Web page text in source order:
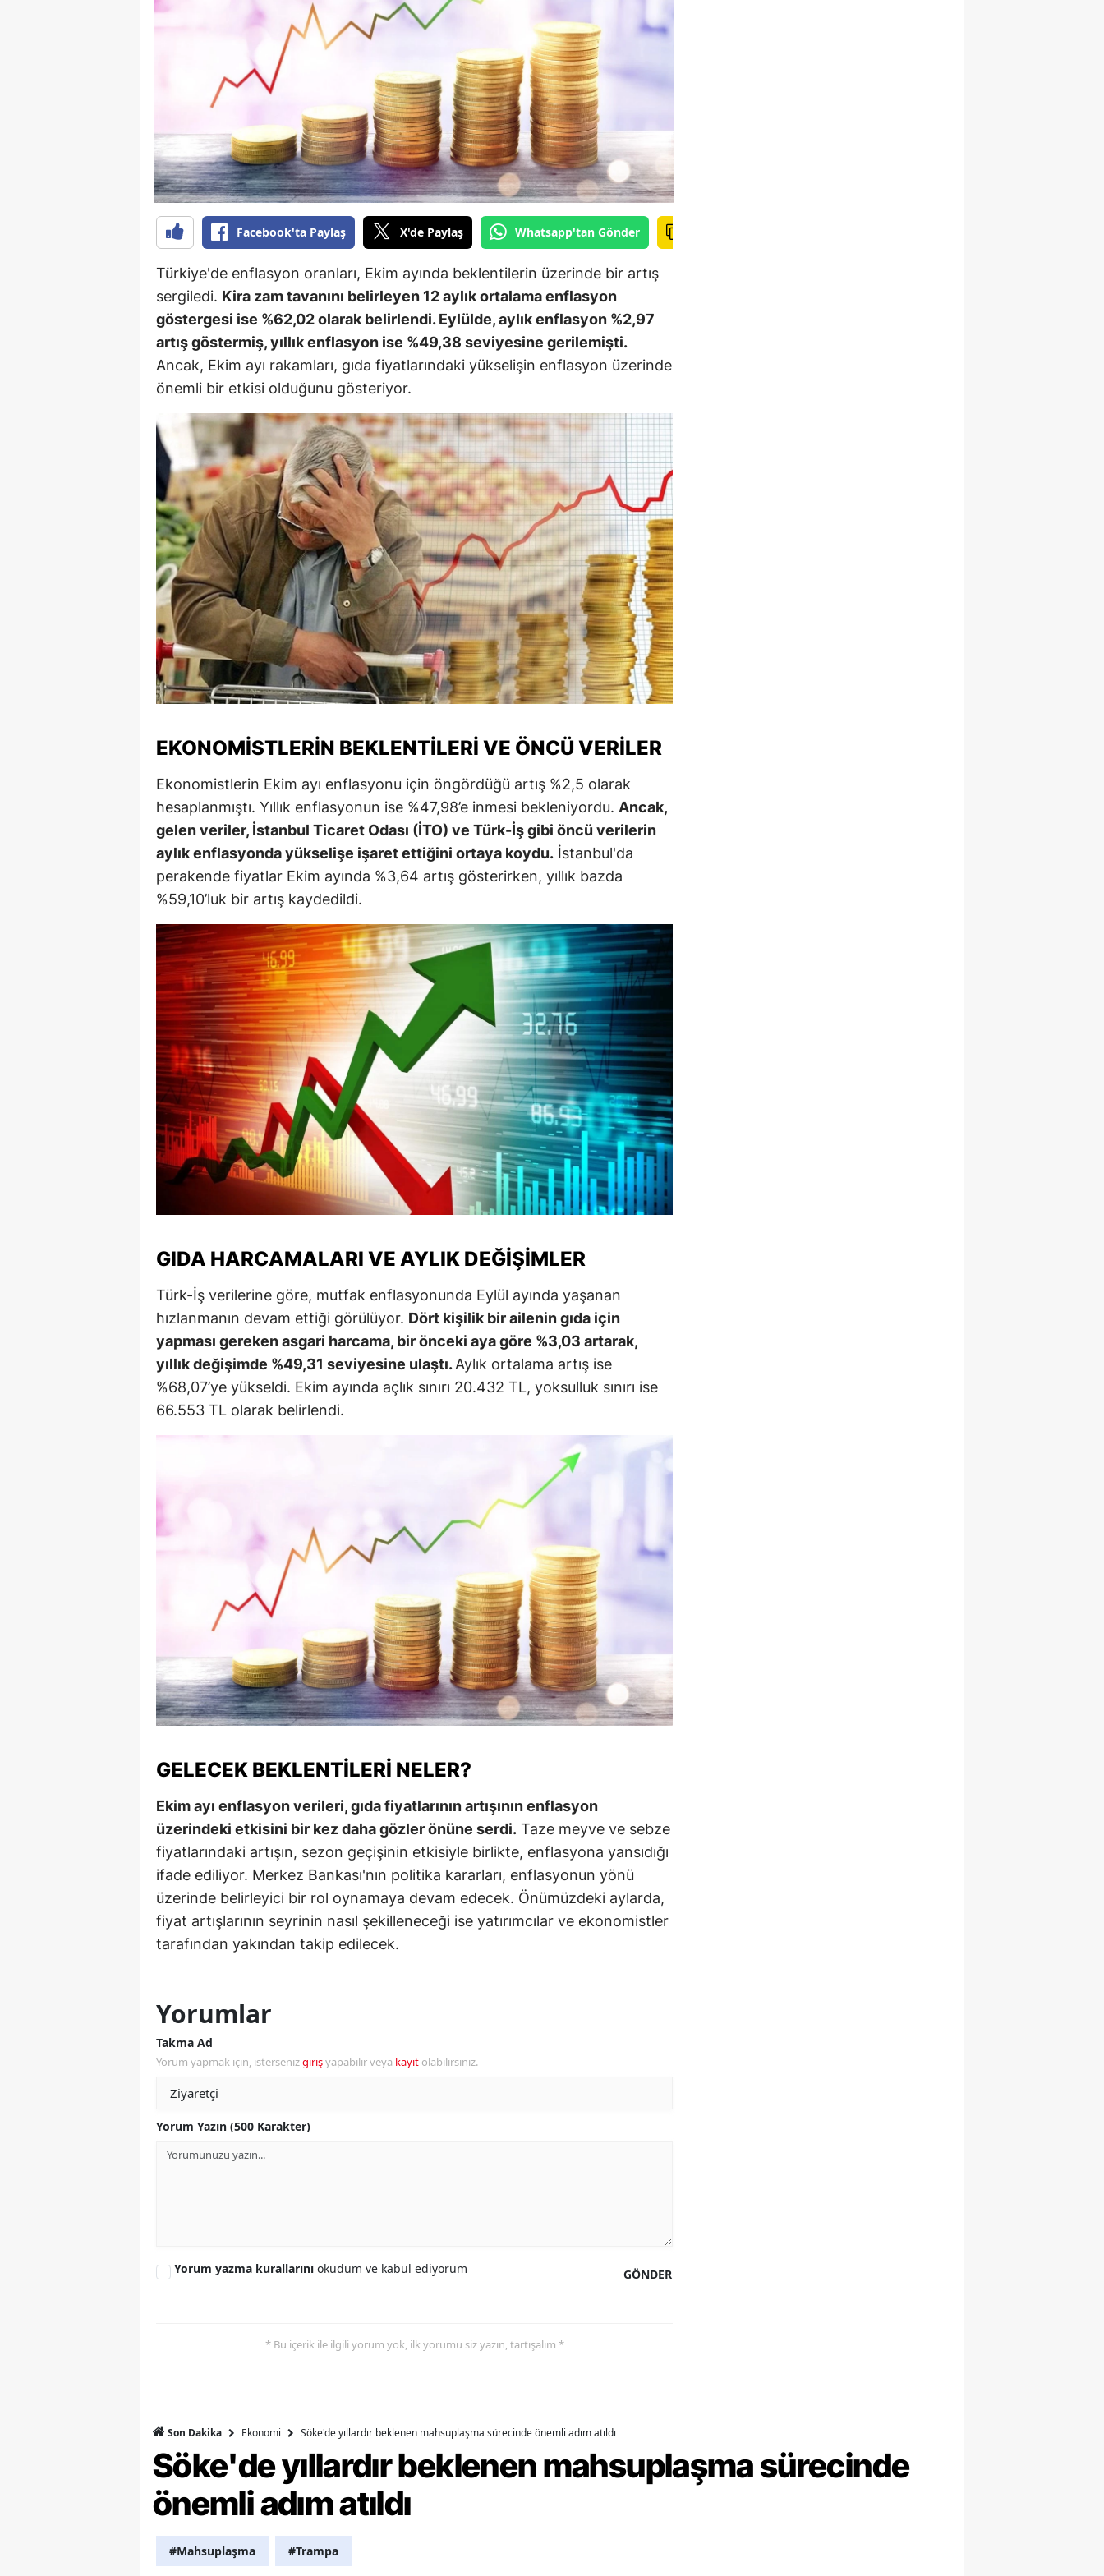
Bilecik
Bitlis
Bolu
Burdur
Bursa
Çanakkale
Çankırı
Çorum
Denizli
Edirne
Elazığ
Erzincan
Erzurum
Eskişehir
Gaziantep
Giresun
Gümüşhane
Hakkari
Hatay
Mersin
İstanbul
İzmir
Kars
Kayseri
Kırklareli
Kırşehir
Kocaeli
Konya
Kütahya
Malatya
Manisa
Kahramanmaraş
Muğla
Muş
Nevşehir
Niğde
Ordu
Siirt
Sinop
Sivas
Tekirdağ
Tokat
Trabzon
Şanlıurfa
Uşak
Van
Yozgat
Zonguldak
Aksaray
Batman
Karabük
Osmaniye
Facebook'ta Paylaş X'de Paylaş Whatsapp'tan Gönder
Türkiye'de enflasyon oranları, Ekim ayında beklentilerin üzerinde bir artış
sergiledi. Kira zam tavanını belirleyen 12 aylık ortalama enflasyon
göstergesi ise %62,02 olarak belirlendi. Eylülde, aylık enflasyon %2,97
artış göstermiş, yıllık enflasyon ise %49,38 seviyesine gerilemişti.
Ancak, Ekim ayı rakamları, gıda fiyatlarındaki yükselişin enflasyon üzerinde
önemli bir etkisi olduğunu gösteriyor.
EKONOMISTLERIN BEKLENTILERI VE ÖNCÜ VERILER
Ekonomistlerin Ekim ayı enflasyonu için öngördüğü artış %2,5 olarak
hesaplanmıştı. Yıllık enflasyonun ise %47,98’e inmesi bekleniyordu. Ancak,
gelen veriler, İstanbul Ticaret Odası (İTO) ve Türk-İş gibi öncü verilerin
aylık enflasyonda yükselişe işaret ettiğini ortaya koydu. İstanbul'da
perakende fiyatlar Ekim ayında %3,64 artış gösterirken, yıllık bazda
%59,10’luk bir artış kaydedildi.
GIDA HARCAMALARI VE AYLIK DEĞIŞIMLER
Türk-İş verilerine göre, mutfak enflasyonunda Eylül ayında yaşanan
hızlanmanın devam ettiği görülüyor. Dört kişilik bir ailenin gıda için
yapması gereken asgari harcama, bir önceki aya göre %3,03 artarak,
yıllık değişimde %49,31 seviyesine ulaştı.Aylık ortalama artış ise
%68,07’ye yükseldi. Ekim ayında açlık sınırı 20.432 TL, yoksulluk sınırı ise
66.553 TL olarak belirlendi.
GELECEK BEKLENTILERI NELER?
Ekim ayı enflasyon verileri, gıda fiyatlarının artışının enflasyon
üzerindeki etkisini bir kez daha gözler önüne serdi. Taze meyve ve sebze
fiyatlarındaki artışın, sezon geçişinin etkisiyle birlikte, enflasyona yansıdığı
ifade ediliyor. Merkez Bankası'nın politika kararları, enflasyonun yönü
üzerinde belirleyici bir rol oynamaya devam edecek. Önümüzdeki aylarda,
fiyat artışlarının seyrinin nasıl şekilleneceği ise yatırımcılar ve ekonomistler
tarafından yakından takip edilecek.
Yorumlar
Takma Ad
Yorum yapmak için, istersenizgirişyapabilir veya kayıt olabilirsiniz.
Yorum Yazın (500 Karakter)
GÖNDER
Yorum yazma kurallarını okudum ve kabul ediyorum
* Bu içerik ile ilgili yorum yok, ilk yorumu siz yazın, tartışalım *
Son Dakika Ekonomi Söke'de yıllardır beklenen mahsuplaşma sürecinde önemli adım atıldı
Söke'de yıllardır beklenen mahsuplaşma sürecinde
önemli adım atıldı
#Mahsuplaşma #Trampa